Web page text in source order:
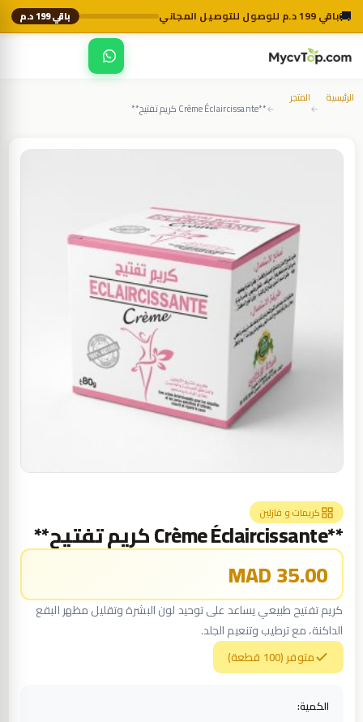
🚚باقي 199 د.م للوصول للتوصيل المجاني باقي 199 د.م
MycvTop
الرئيسية
←
المتجر
←**Crème Éclaircissante كريم تفتيح**
كريمات و فازلين
**Crème Éclaircissante كريم تفتيح**
35.00 MAD
كريم تفتيح طبيعي يساعد على توحيد لون البشرة وتقليل مظهر البقع
الداكنة، مع ترطيب وتنعيم الجلد.
متوفر (100 قطعة)
الكمية: